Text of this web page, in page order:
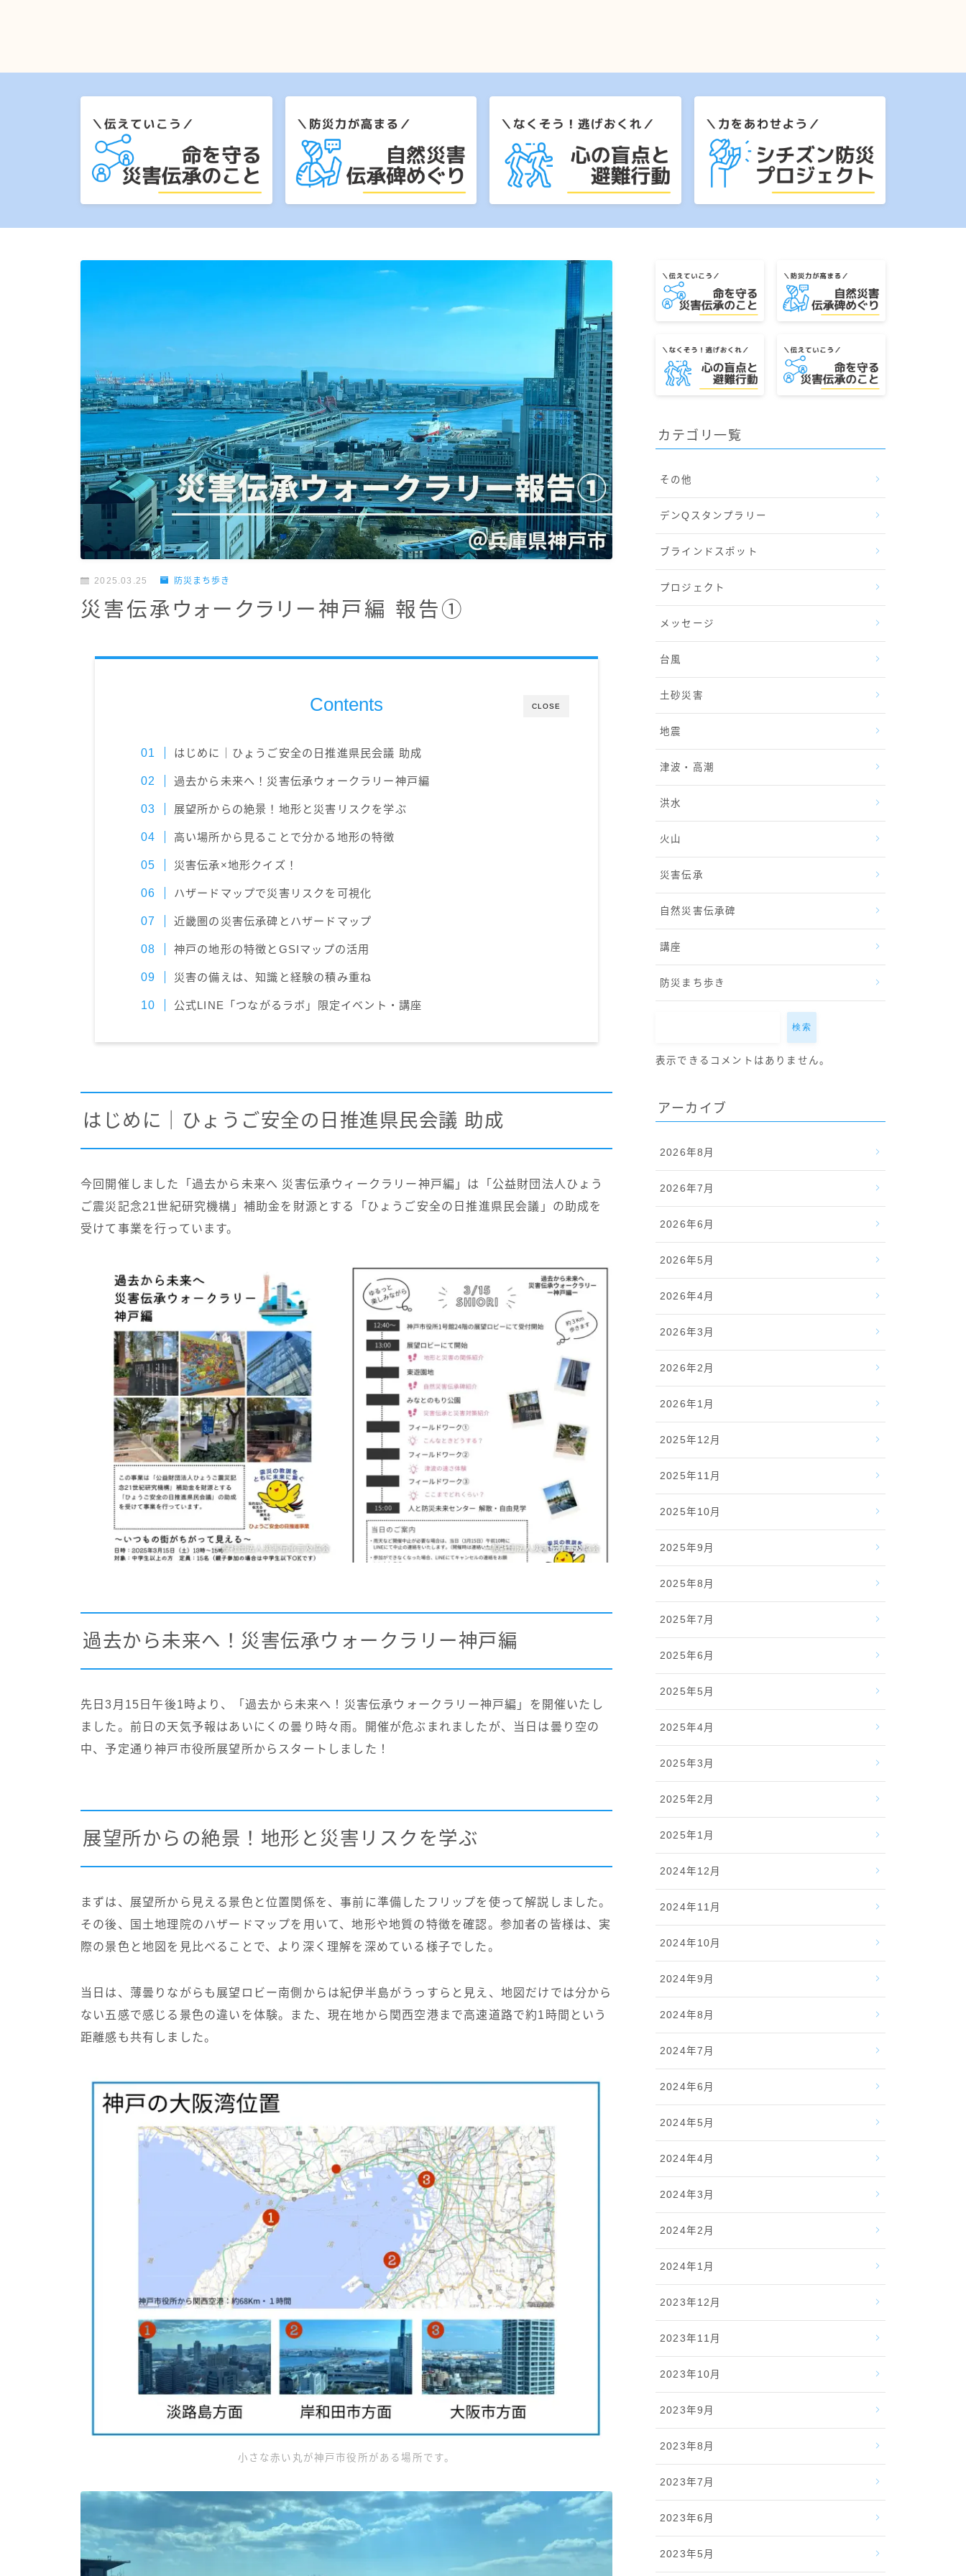
2025.03.25 防災まち歩き
災害伝承ウォークラリー神戸編 報告①
CLOSE
Contents
はじめに｜ひょうご安全の日推進県民会議 助成
過去から未来へ！災害伝承ウォークラリー神戸編
展望所からの絶景！地形と災害リスクを学ぶ
高い場所から見ることで分かる地形の特徴
災害伝承×地形クイズ！
ハザードマップで災害リスクを可視化
近畿圏の災害伝承碑とハザードマップ
神戸の地形の特徴とGSIマップの活用
災害の備えは、知識と経験の積み重ね
公式LINE「つながるラボ」限定イベント・講座
はじめに｜ひょうご安全の日推進県民会議 助成
今回開催しました「過去から未来へ 災害伝承ウィークラリー神戸編」は「公益財団法人ひょう
ご震災記念21世紀研究機構」補助金を財源とする「ひょうご安全の日推進県民会議」の助成を
受けて事業を行っています。
過去から未来へ！災害伝承ウォークラリー神戸編
先日3月15日午後1時より、「過去から未来へ！災害伝承ウォークラリー神戸編」を開催いたし
ました。前日の天気予報はあいにくの曇り時々雨。開催が危ぶまれましたが、当日は曇り空の
中、予定通り神戸市役所展望所からスタートしました！
展望所からの絶景！地形と災害リスクを学ぶ
まずは、展望所から見える景色と位置関係を、事前に準備したフリップを使って解説しました。
その後、国土地理院のハザードマップを用いて、地形や地質の特徴を確認。参加者の皆様は、実
際の景色と地図を見比べることで、より深く理解を深めている様子でした。
当日は、薄曇りながらも展望ロビー南側からは紀伊半島がうっすらと見え、地図だけでは分から
ない五感で感じる景色の違いを体験。また、現在地から関西空港まで高速道路で約1時間という
距離感も共有しました。
小さな赤い丸が神戸市役所がある場所です。
カテゴリ一覧
その他
デンQスタンプラリー
ブラインドスポット
プロジェクト
メッセージ
台風
土砂災害
地震
津波・高潮
洪水
火山
災害伝承
自然災害伝承碑
講座
防災まち歩き
検索
表示できるコメントはありません。
アーカイブ
2026年8月
2026年7月
2026年6月
2026年5月
2026年4月
2026年3月
2026年2月
2026年1月
2025年12月
2025年11月
2025年10月
2025年9月
2025年8月
2025年7月
2025年6月
2025年5月
2025年4月
2025年3月
2025年2月
2025年1月
2024年12月
2024年11月
2024年10月
2024年9月
2024年8月
2024年7月
2024年6月
2024年5月
2024年4月
2024年3月
2024年2月
2024年1月
2023年12月
2023年11月
2023年10月
2023年9月
2023年8月
2023年7月
2023年6月
2023年5月